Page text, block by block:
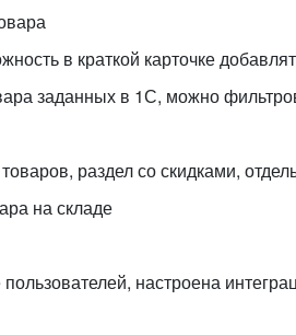
в краткой карточке
заданных в 1С, можно
раздел со скидками,
на складе
настроена